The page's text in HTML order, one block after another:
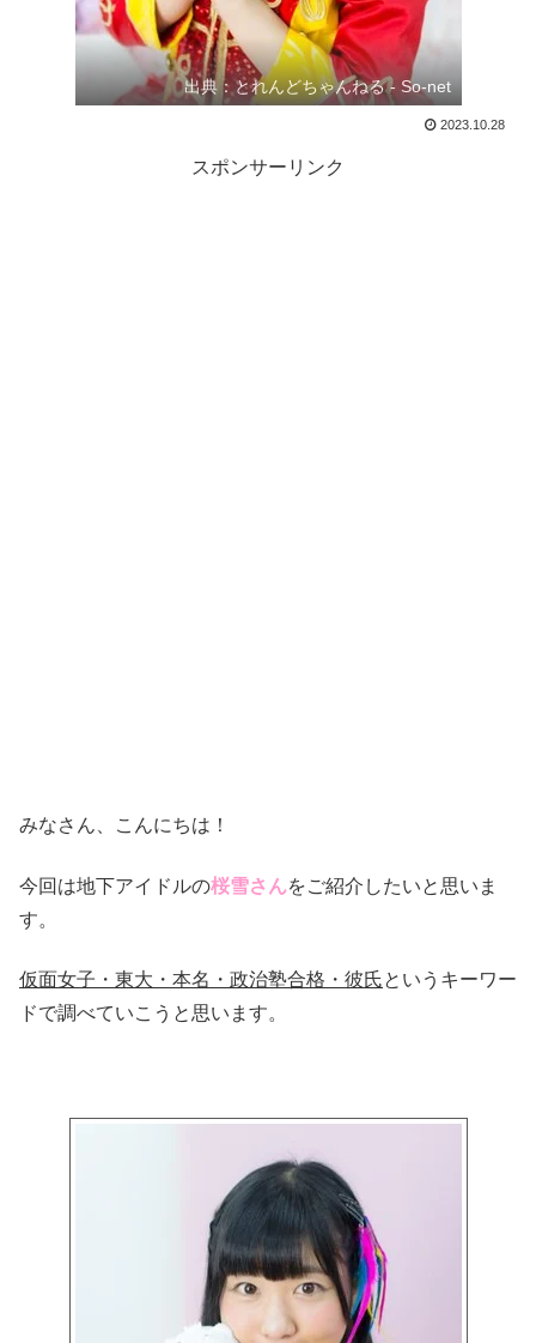
出典：とれんどちゃんねる - So-net
2023.10.28
スポンサーリンク
みなさん、こんにちは！
今回は地下アイドルの桜雪さんをご紹介したいと思いま
す。
仮面女子・東大・本名・政治塾合格・彼氏というキーワー
ドで調べていこうと思います。